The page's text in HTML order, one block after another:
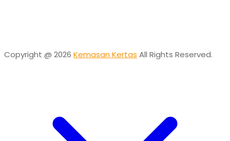
Copyright @ 2026 Kemasan Kertas All Rights Reserved.